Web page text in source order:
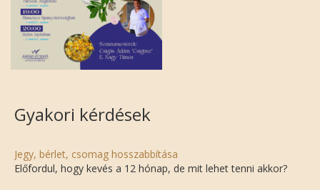
Gyakori kérdések
Jegy, bérlet, csomag hosszabbítása
Előfordul, hogy kevés a 12 hónap, de mit lehet tenni akkor?